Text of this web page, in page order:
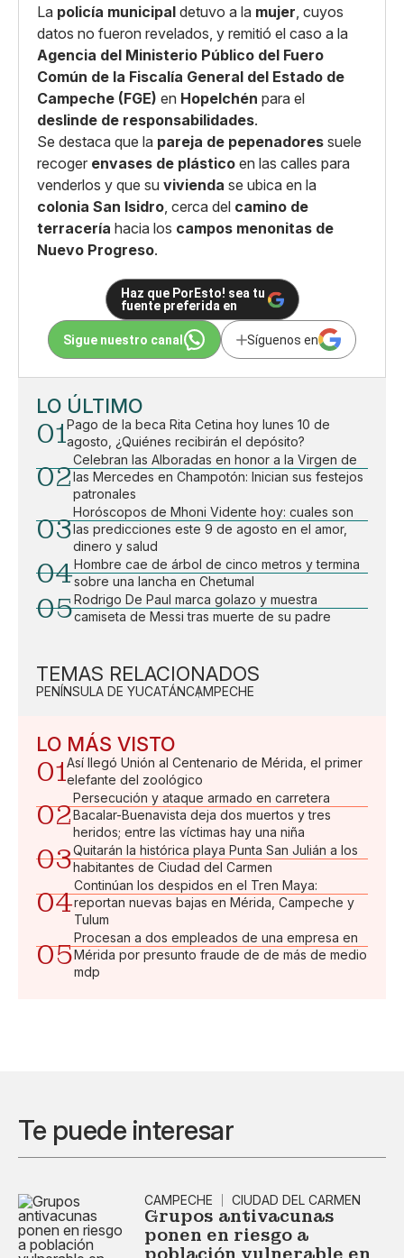
La policía municipal detuvo a la mujer, cuyos
datos no fueron revelados, y remitió el caso a la
Agencia del Ministerio Público del Fuero
Común de la Fiscalía General del Estado de
Campeche (FGE) en Hopelchén para el
deslinde de responsabilidades.
Se destaca que la pareja de pepenadores suele
recoger envases de plástico en las calles para
venderlos y que su vivienda se ubica en la
colonia San Isidro, cerca del camino de
terracería hacia los campos menonitas de
Nuevo Progreso.
Haz que PorEsto! sea tu
fuente preferida en
Sigue nuestro canal Síguenos en
LO ÚLTIMO
01Pago de la beca Rita Cetina hoy lunes 10 de
agosto, ¿Quiénes recibirán el depósito?
02
Celebran las Alboradas en honor a la Virgen de
las Mercedes en Champotón: Inician sus festejos
patronales
03
Horóscopos de Mhoni Vidente hoy: cuales son
las predicciones este 9 de agosto en el amor,
dinero y salud
04Hombre cae de árbol de cinco metros y termina
sobre una lancha en Chetumal
05Rodrigo De Paul marca golazo y muestra
camiseta de Messi tras muerte de su padre
TEMAS RELACIONADOS
PENÍNSULA DE YUCATÁNCAMPECHE
LO MÁS VISTO
01Así llegó Unión al Centenario de Mérida, el primer
elefante del zoológico
02
Persecución y ataque armado en carretera
Bacalar-Buenavista deja dos muertos y tres
heridos; entre las víctimas hay una niña
03Quitarán la histórica playa Punta San Julián a los
habitantes de Ciudad del Carmen
04
Continúan los despidos en el Tren Maya:
reportan nuevas bajas en Mérida, Campeche y
Tulum
05
Procesan a dos empleados de una empresa en
Mérida por presunto fraude de de más de medio
mdp
Te puede interesar
CAMPECHE CIUDAD DEL CARMEN
Grupos antivacunas
ponen en riesgo a